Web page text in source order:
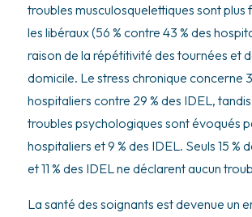
troubles musculosquelettiques sont plus
les libéraux (56 % contre 43 % des
raison de la répétitivité des tournées et
domicile. Le stress chronique concerne
hospitaliers contre 29 % des IDEL,
troubles psychologiques sont évoqués
hospitaliers et 9 % des IDEL. Seuls 15 %
et 11 % des IDEL ne déclarent aucun
La santé des soignants est devenue un